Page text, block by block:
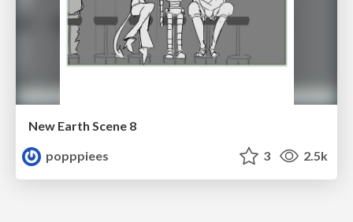
New Earth Scene 8
popppiees
3 2.5k